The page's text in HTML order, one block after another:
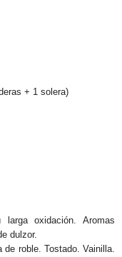
+ 1 solera)
oxidación. Aromas
dulzor.
roble. Tostado. Vainilla.